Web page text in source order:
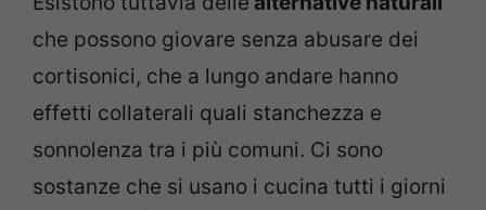
che possono giovare senza abusare dei
cortisonici, che a lungo andare hanno
effetti collaterali quali stanchezza e
sonnolenza tra i più comuni. Ci sono
sostanze che si usano i cucina tutti i giorni